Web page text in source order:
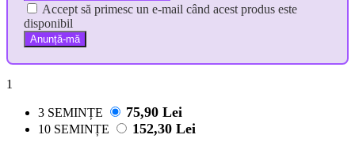
Accept să primesc un e-mail când acest produs este
disponibil
Anunță-mă
1
3 SEMINȚE 75,90 Lei
10 SEMINȚE 152,30 Lei